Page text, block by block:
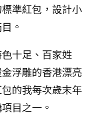
準紅包，設計小
。
十足、百家姓
浮雕的香港漂亮
的我每次歲末年
目之一。